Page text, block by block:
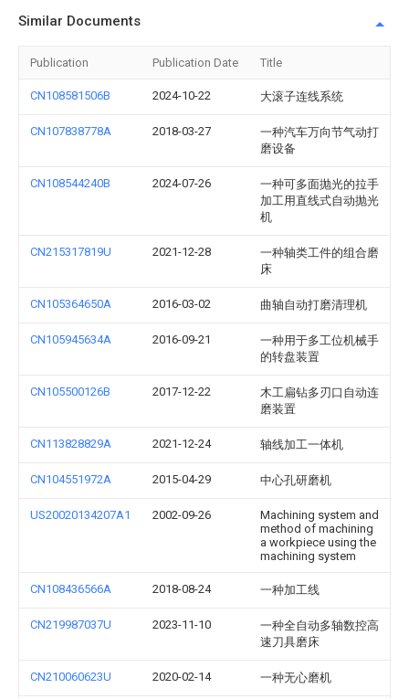
Similar Documents
Publication Publication Date Title
CN108581506B 2024-10-22 大滚子连线系统
CN107838778A 2018-03-27
一种汽车万向节气动打
磨设备
CN108544240B 2024-07-26
一种可多面抛光的拉手
加工用直线式自动抛光
机
CN215317819U 2021-12-28
一种轴类工件的组合磨
床
CN105364650A 2016-03-02 曲轴自动打磨清理机
CN105945634A 2016-09-21
一种用于多工位机械手
的转盘装置
CN105500126B 2017-12-22
木工扁钻多刃口自动连
磨装置
CN113828829A 2021-12-24 轴线加工一体机
CN104551972A 2015-04-29 中心孔研磨机
US20020134207A1 2002-09-26
Machining system and
method of machining
a workpiece using the
machining system
CN108436566A 2018-08-24 一种加工线
CN219987037U 2023-11-10
一种全自动多轴数控高
速刀具磨床
CN210060623U 2020-02-14 一种无心磨机